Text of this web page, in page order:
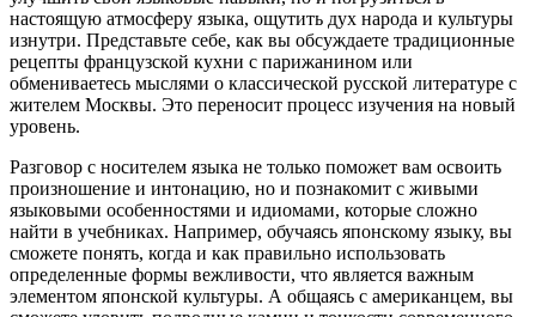
настоящую атмосферу языка, ощутить дух народа и культуры
изнутри. Представьте себе, как вы обсуждаете традиционные
рецепты французской кухни с парижанином или
обмениваетесь мыслями о классической русской литературе с
жителем Москвы. Это переносит процесс изучения на новый
уровень.
Разговор с носителем языка не только поможет вам освоить
произношение и интонацию, но и познакомит с живыми
языковыми особенностями и идиомами, которые сложно
найти в учебниках. Например, обучаясь японскому языку, вы
сможете понять, когда и как правильно использовать
определенные формы вежливости, что является важным
элементом японской культуры. А общаясь с американцем, вы